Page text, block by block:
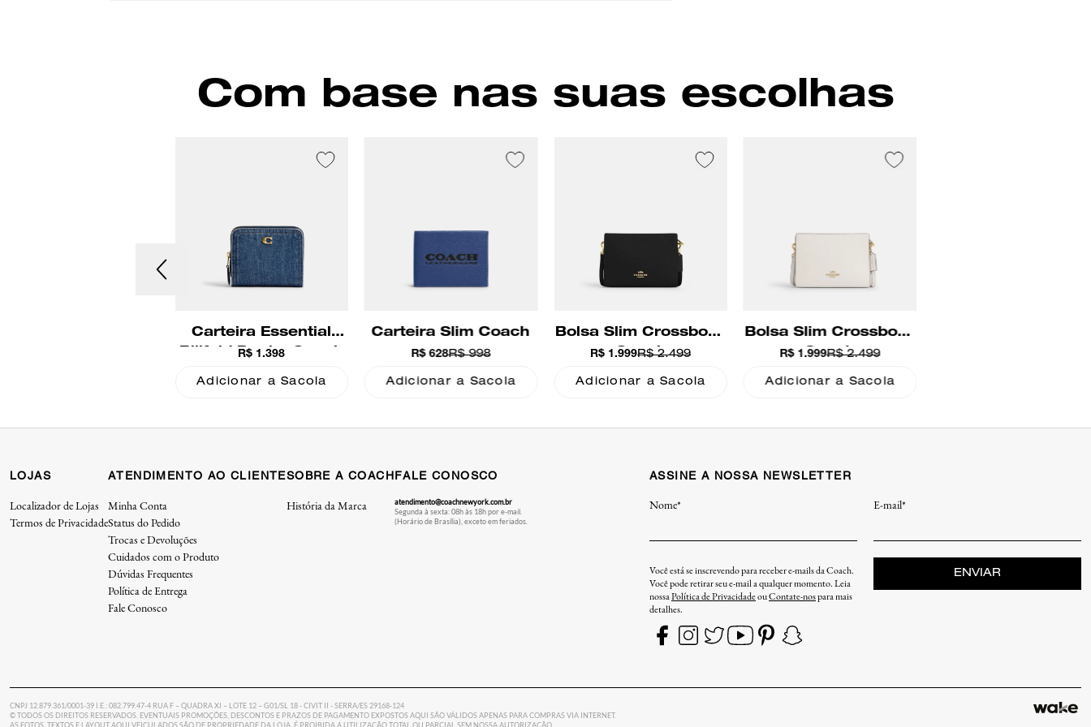
Com base nas suas escolhas
Carteira Essential
Billfold Denim Coach
R$ 1.398
Adicionar a Sacola
Carteira Slim Coach
R$ 998
R$ 628
Adicionar a Sacola
Bolsa Slim Crossbody
Coach
R$ 2.499
R$ 1.999
Adicionar a Sacola
Bolsa Slim Crossbody
Coach
R$ 2.499
R$ 1.999
Adicionar a Sacola
LOJAS
Localizador de Lojas
Termos de Privacidade
ATENDIMENTO AO CLIENTE
Minha Conta
Status do Pedido
Trocas e Devoluções
Cuidados com o Produto
Dúvidas Frequentes
Política de Entrega
Fale Conosco
SOBRE A COACH
História da Marca
FALE CONOSCO
atendimento@coachnewyork.com.br
Segunda à sexta: 08h às 18h por e-mail.
(Horário de Brasília), exceto em feriados.
ASSINE A NOSSA NEWSLETTER
Nome* E-mail*
Você está se inscrevendo para receber e-mails da Coach.
Você pode retirar seu e-mail a qualquer momento. Leia
nossaPolítica de PrivacidadeouContate-nospara mais
detalhes.
ENVIAR
CNPJ 12.879.361/0001-39 I.E.: 082.799.47-4 RUA F – QUADRA XI – LOTE 12 – G01/SL 18 - CIVIT II - SERRA/ES 29168-124
© TODOS OS DIREITOS RESERVADOS. EVENTUAIS PROMOÇÕES, DESCONTOS E PRAZOS DE PAGAMENTO EXPOSTOS AQUI SÃO VÁLIDOS APENAS PARA COMPRAS VIA INTERNET.
AS FOTOS, TEXTOS E LAYOUT AQUI VEICULADOS SÃO DE PROPRIEDADE DA LOJA. É PROIBIDA A UTILIZAÇÃO TOTAL OU PARCIAL SEM NOSSA AUTORIZAÇÃO.